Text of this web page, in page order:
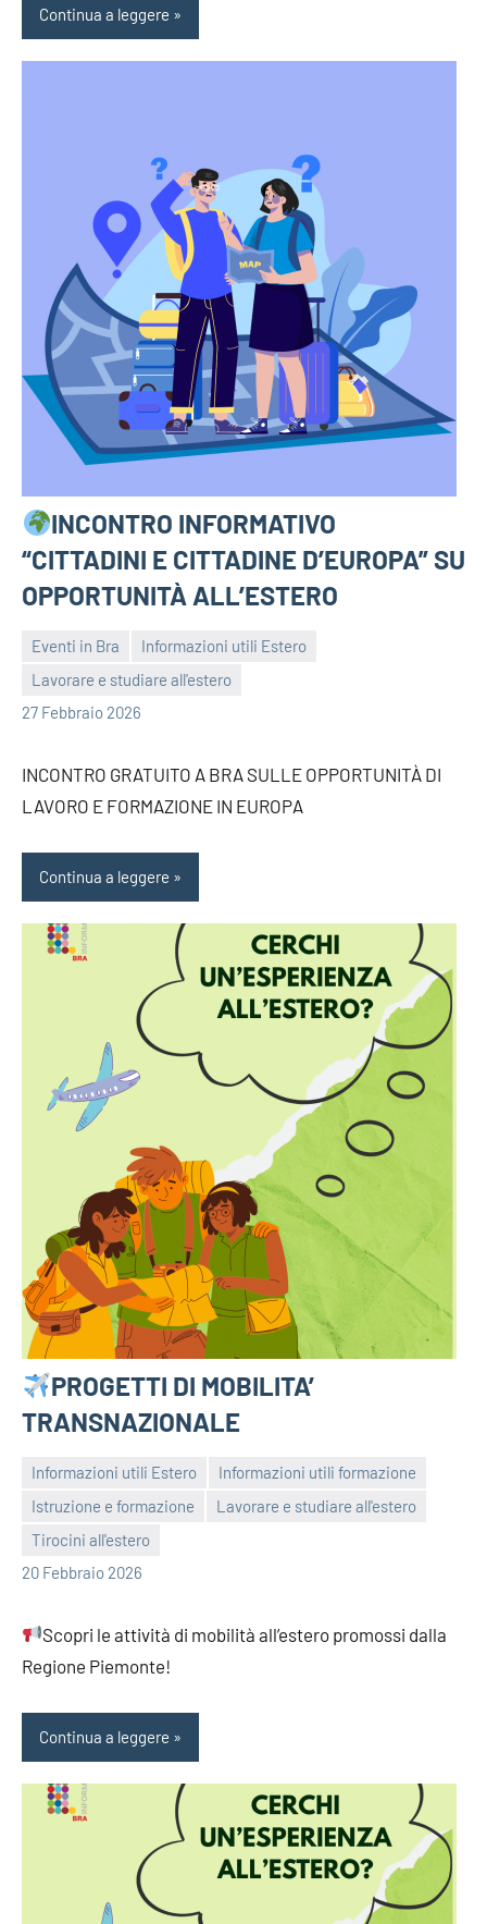
Continua a leggere
INCONTRO INFORMATIVO
“CITTADINI E CITTADINE D’EUROPA” SU
OPPORTUNITÀ ALL’ESTERO
Eventi in Bra
Informazioni utili Estero
Lavorare e studiare all'estero
27 Febbraio 2026
bragiovani
INCONTRO GRATUITO A BRA SULLE OPPORTUNITÀ DI
LAVORO E FORMAZIONE IN EUROPA
Continua a leggere
PROGETTI DI MOBILITA’
TRANSNAZIONALE
Informazioni utili Estero
Informazioni utili formazione
Istruzione e formazione
Lavorare e studiare all'estero
Tirocini all'estero
20 Febbraio 2026
bragiovani
Scopri le attività di mobilità all’estero promossi dalla
Regione Piemonte!
Continua a leggere